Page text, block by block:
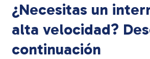
¿Necesitas un
alta velocidad?
continuación